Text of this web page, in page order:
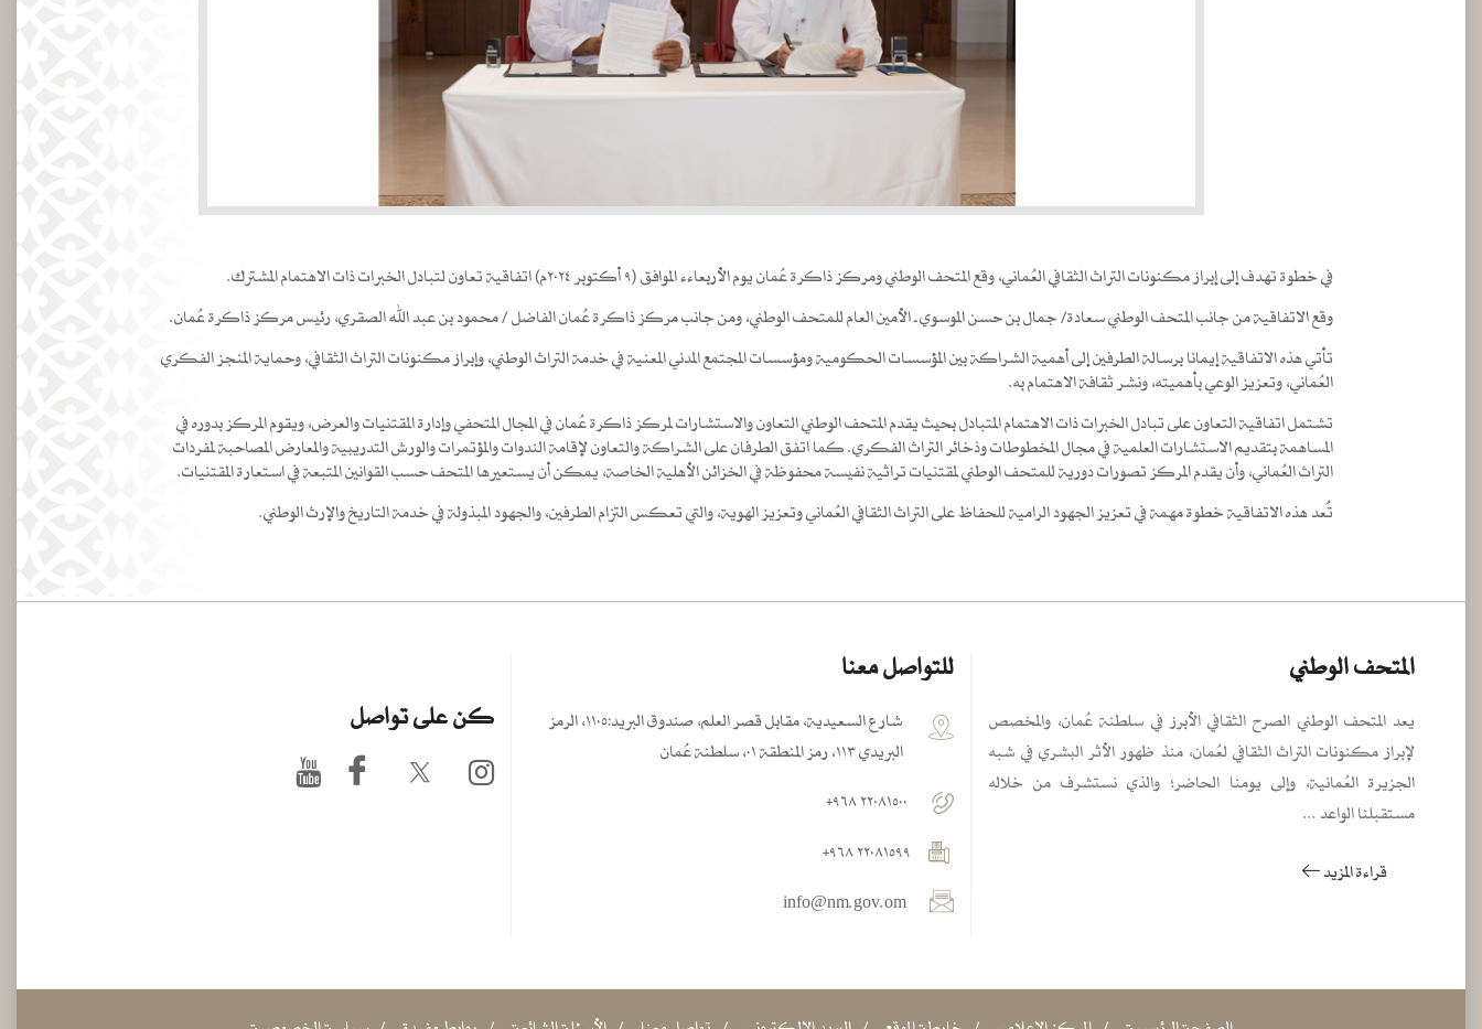
في خطوة تهدف إلى إبراز مكنونات التراث الثقافي العُماني، وقع المتحف الوطني ومركز ذاكرة عُمان يوم الأربعاءء الموافق (٩ أكتوبر ٢٠٢٤م) اتفاقية تعاون لتبادل الخبرات ذات الاهتمام المشترك.
وقع الاتفاقية من جانب المتحف الوطني سعادة/ جمال بن حسن الموسوي ـ الأمين العام للمتحف الوطني، ومن جانب مركز ذاكرة عُمان الفاضل / محمود بن عبد الله الصقري، رئيس مركز ذاكرة عُمان.
تأتي هذه الاتفاقية إيمانا برسالة الطرفين إلى أهمية الشراكة بين المؤسسات الحكومية ومؤسسات المجتمع المدني المعنية في خدمة التراث الوطني، وإبراز مكنونات التراث الثقافي، وحماية المنجز الفكري
العُماني، وتعزيز الوعي بأهميته، ونشر ثقافة الاهتمام به.
تشتمل اتفاقية التعاون على تبادل الخبرات ذات الاهتمام المتبادل بحيث يقدم المتحف الوطني التعاون والاستشارات لمركز ذاكرة عُمان في المجال المتحفي وإدارة المقتنيات والعرض، ويقوم المركز بدوره في
المساهمة بتقديم الاستشارات العلمية في مجال المخطوطات وذخائر التراث الفكري. كما اتفق الطرفان على الشراكة والتعاون لإقامة الندوات والمؤتمرات والورش التدريبية والمعارض المصاحبة لمفردات
التراث العُماني، وأن يقدم المركز تصورات دورية للمتحف الوطني لمقتنيات تراثية نفيسة محفوظة في الخزائن الأهلية الخاصة، يمكن أن يستعيرها المتحف حسب القوانين المتبعة في استعارة المقتنيات.
تُعد هذه الاتفاقية خطوة مهمة في تعزيز الجهود الرامية للحفاظ على التراث الثقافي العُماني وتعزيز الهوية، والتي تعكس التزام الطرفين، والجهود المبذولة في خدمة التاريخ والإرث الوطني.
المتحف الوطني
يعد المتحف الوطني الصرح الثقافي الأبرز في سلطنة عُمان، والمخصص
لإبراز مكنونات التراث الثقافي لعُمان، منذ ظهور الأثر البشري في شبه
الجزيرة العُمانية، وإلى يومنا الحاضر؛ والذي نستشرف من خلاله
مستقبلنا الواعد ...
قراءة المزيد
للتواصل معنا
شارع السعيدية، مقابل قصر العلم، صندوق البريد:١١٠٥، الرمز
البريدي ١١٣، رمز المنطقة ٠١، سلطنة عُمان
info@nm.gov.om
كن على تواصل